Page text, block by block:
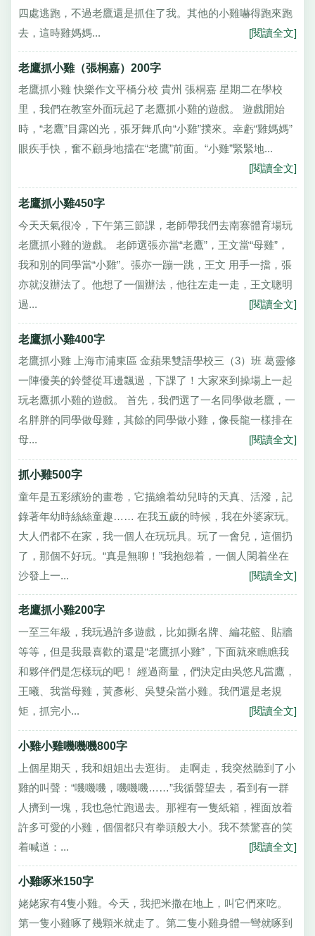
四處逃跑，不過老鷹還是抓住了我。其他的小雞嚇得跑來跑
去，這時雞媽媽...
[閱讀全文]
老鷹抓小雞（張桐嘉）200字
老鷹抓小雞 快樂作文平橋分校 貴州 張桐嘉 星期二在學校
里，我們在教室外面玩起了老鷹抓小雞的遊戲。 遊戲開始
時，“老鷹”目露凶光，張牙舞爪向“小雞”撲來。幸虧“雞媽媽”
眼疾手快，奮不顧身地擋在“老鷹”前面。“小雞”緊緊地...
[閱讀全文]
老鷹抓小雞450字
今天天氣很冷，下午第三節課，老師帶我們去南寨體育場玩
老鷹抓小雞的遊戲。 老師選張亦當“老鷹”，王文當“母雞”，
我和別的同學當“小雞”。張亦一蹦一跳，王文 用手一擋，張
亦就沒辦法了。他想了一個辦法，他往左走一走，王文聰明
過...
[閱讀全文]
老鷹抓小雞400字
老鷹抓小雞 上海市浦東區 金蘋果雙語學校三（3）班 葛靈修
一陣優美的鈴聲從耳邊飄過，下課了！大家來到操場上一起
玩老鷹抓小雞的遊戲。 首先，我們選了一名同學做老鷹，一
名胖胖的同學做母雞，其餘的同學做小雞，像長龍一樣排在
母...
[閱讀全文]
抓小雞500字
童年是五彩繽紛的畫卷，它描繪着幼兒時的天真、活潑，記
錄著年幼時絲絲童趣…… 在我五歲的時候，我在外婆家玩。
大人們都不在家，我一個人在玩玩具。玩了一會兒，這個扔
了，那個不好玩。“真是無聊！”我抱怨着，一個人閑着坐在
沙發上一...
[閱讀全文]
老鷹抓小雞200字
一至三年級，我玩過許多遊戲，比如撕名牌、編花籃、貼牆
等等，但是我最喜歡的還是“老鷹抓小雞”，下面就來瞧瞧我
和夥伴們是怎樣玩的吧！ 經過商量，們決定由吳悠凡當鷹，
王曦、我當母雞，黃彥彬、吳雙朵當小雞。我們還是老規
矩，抓完小...
[閱讀全文]
小雞小雞嘰嘰嘰800字
上個星期天，我和姐姐出去逛街。 走啊走，我突然聽到了小
雞的叫聲：“嘰嘰嘰，嘰嘰嘰……”我循聲望去，看到有一群
人擠到一塊，我也急忙跑過去。那裡有一隻紙箱，裡面放着
許多可愛的小雞，個個都只有拳頭般大小。我不禁驚喜的笑
着喊道：...
[閱讀全文]
小雞啄米150字
姥姥家有4隻小雞。今天，我把米撒在地上，叫它們來吃。
第一隻小雞啄了幾顆米就走了。第二隻小雞身體一彎就啄到